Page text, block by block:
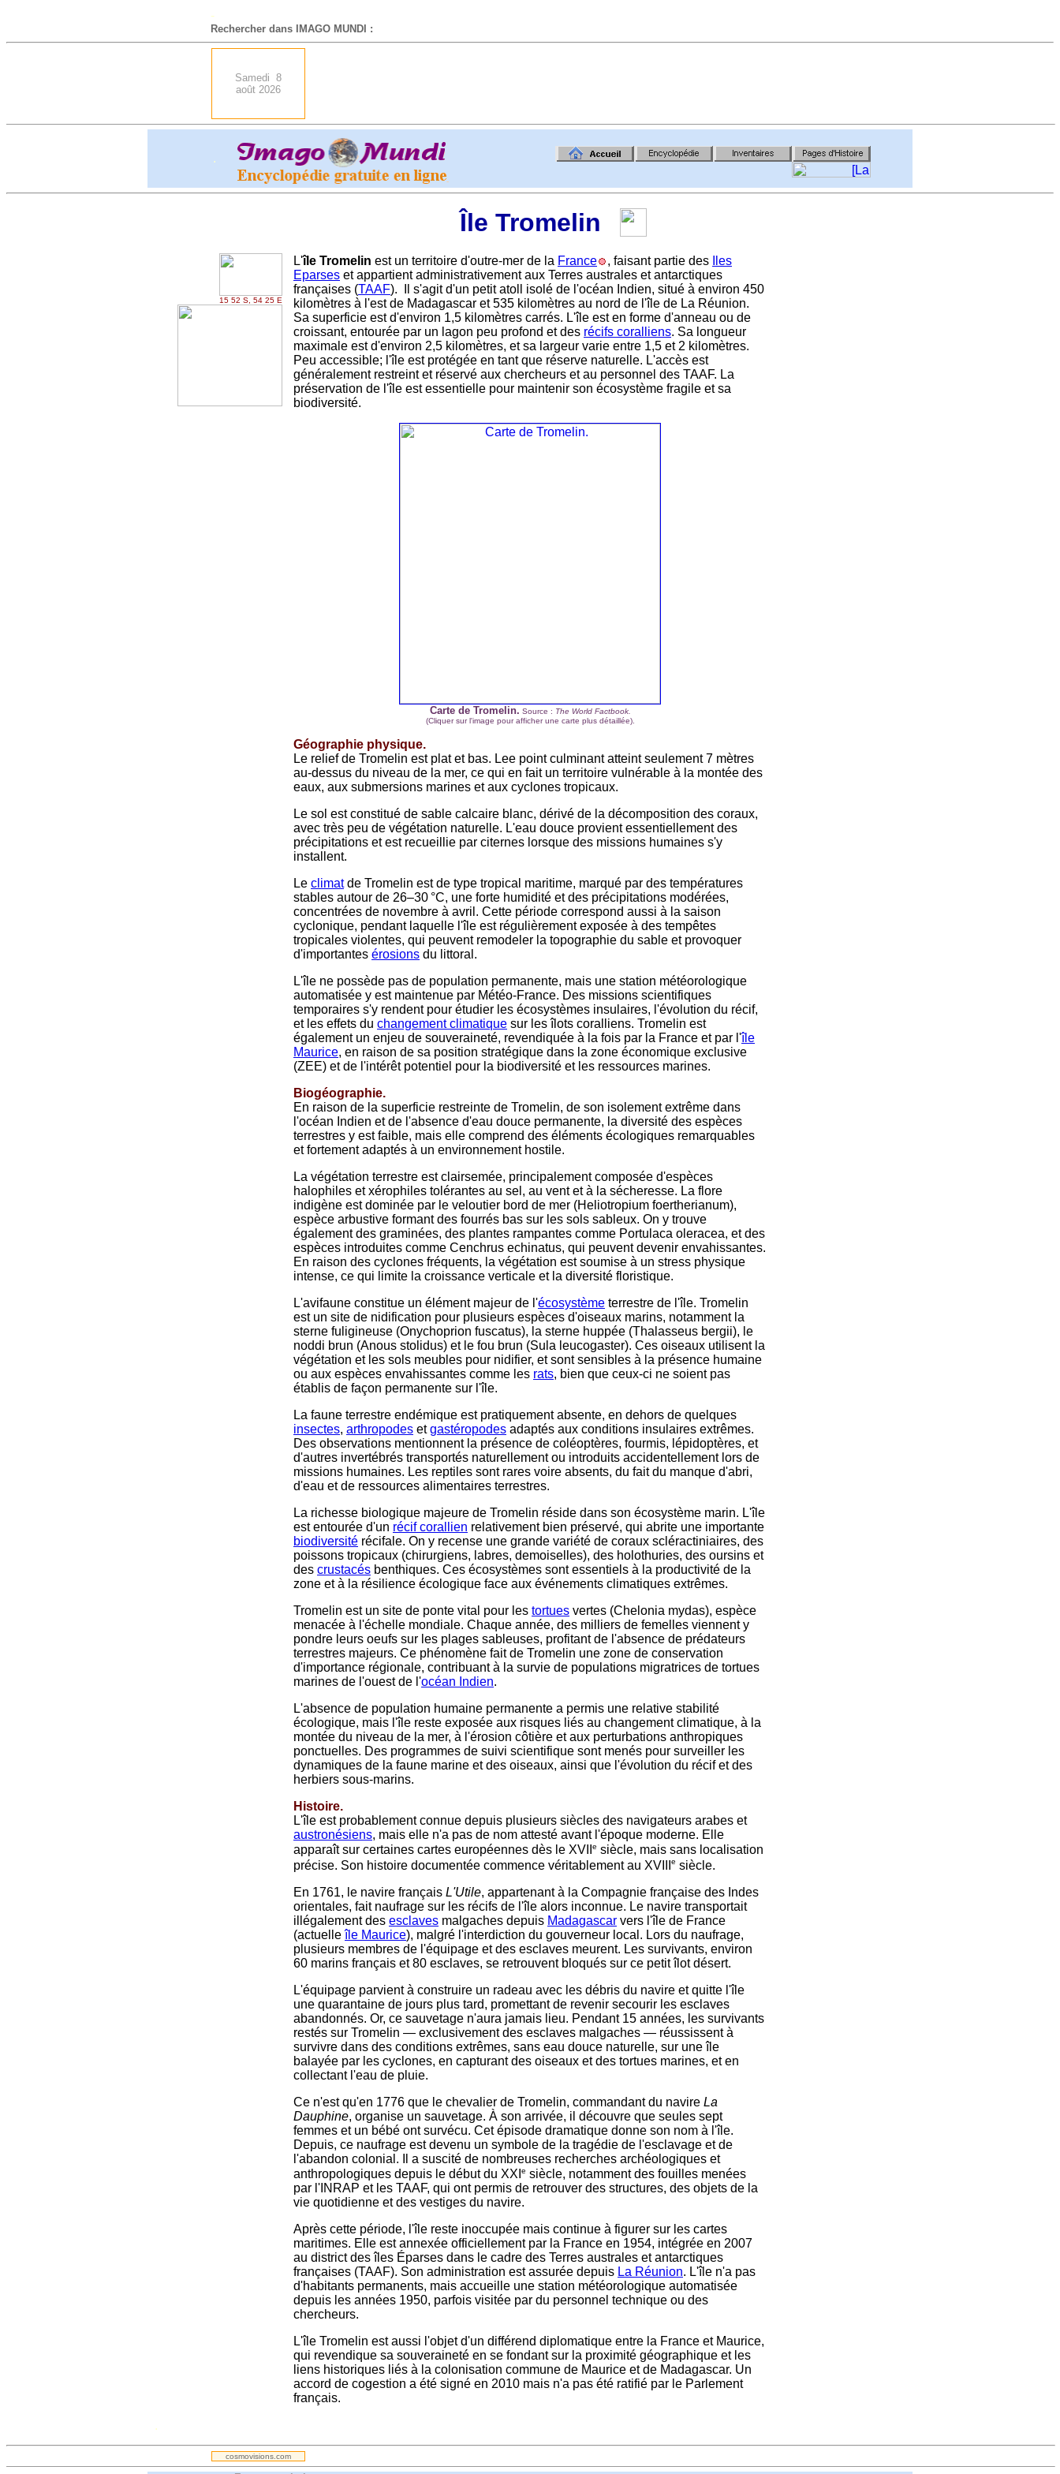
-
Rechercher dans IMAGO MUNDI :
Samedi 8
août 2026
.
-
Île Tromelin
15 52 S, 54 25 E
L'île Tromelin est un territoire d'outre-mer de la France , faisant partie des
Iles
Eparses et appartient administrativement aux Terres australes et antarctiques
françaises (TAAF). Il s'agit d'un petit atoll isolé de l'océan Indien, situé à environ 450
kilomètres à l'est de Madagascar et 535 kilomètres au nord de l'île de La Réunion.
Sa superficie est d'environ 1,5 kilomètres carrés. L'île est en forme d'anneau ou de
croissant, entourée par un lagon peu profond et des récifs coralliens. Sa longueur
maximale est d'environ 2,5 kilomètres, et sa largeur varie entre 1,5 et 2 kilomètres.
Peu accessible; l'île est protégée en tant que réserve naturelle. L'accès est
généralement restreint et réservé aux chercheurs et au personnel des TAAF. La
préservation de l'île est essentielle pour maintenir son écosystème fragile et sa
biodiversité.
Carte de Tromelin. Source : The World Factbook.
(Cliquer sur l'image pour afficher une carte plus détaillée).
Géographie physique.
Le relief de Tromelin est plat et bas. Lee point culminant atteint seulement 7 mètres
au-dessus du niveau de la mer, ce qui en fait un territoire vulnérable à la montée des
eaux, aux submersions marines et aux cyclones tropicaux.
Le sol est constitué de sable calcaire blanc, dérivé de la décomposition des coraux,
avec très peu de végétation naturelle. L'eau douce provient essentiellement des
précipitations et est recueillie par citernes lorsque des missions humaines s'y
installent.
Le climatde Tromelin est de type tropical maritime, marqué par des températures
stables autour de 26–30 °C, une forte humidité et des précipitations modérées,
concentrées de novembre à avril. Cette période correspond aussi à la saison
cyclonique, pendant laquelle l'île est régulièrement exposée à des tempêtes
tropicales violentes, qui peuvent remodeler la topographie du sable et provoquer
d'importantes érosions du littoral.
L'île ne possède pas de population permanente, mais une station météorologique
automatisée y est maintenue par Météo-France. Des missions scientifiques
temporaires s'y rendent pour étudier les écosystèmes insulaires, l'évolution du récif,
et les effets du changement climatique sur les îlots coralliens. Tromelin est
également un enjeu de souveraineté, revendiquée à la fois par la France et par l'île
Maurice, en raison de sa position stratégique dans la zone économique exclusive
(ZEE) et de l'intérêt potentiel pour la biodiversité et les ressources marines.
Biogéographie.
En raison de la superficie restreinte de Tromelin, de son isolement extrême dans
l'océan Indien et de l'absence d'eau douce permanente, la diversité des espèces
terrestres y est faible, mais elle comprend des éléments écologiques remarquables
et fortement adaptés à un environnement hostile.
La végétation terrestre est clairsemée, principalement composée d'espèces
halophiles et xérophiles tolérantes au sel, au vent et à la sécheresse. La flore
indigène est dominée par le veloutier bord de mer (Heliotropium foertherianum),
espèce arbustive formant des fourrés bas sur les sols sableux. On y trouve
également des graminées, des plantes rampantes comme Portulaca oleracea, et des
espèces introduites comme Cenchrus echinatus, qui peuvent devenir envahissantes.
En raison des cyclones fréquents, la végétation est soumise à un stress physique
intense, ce qui limite la croissance verticale et la diversité floristique.
L'avifaune constitue un élément majeur de l'écosystème terrestre de l'île. Tromelin
est un site de nidification pour plusieurs espèces d'oiseaux marins, notamment la
sterne fuligineuse (Onychoprion fuscatus), la sterne huppée (Thalasseus bergii), le
noddi brun (Anous stolidus) et le fou brun (Sula leucogaster). Ces oiseaux utilisent la
végétation et les sols meubles pour nidifier, et sont sensibles à la présence humaine
ou aux espèces envahissantes comme les rats, bien que ceux-ci ne soient pas
établis de façon permanente sur l'île.
La faune terrestre endémique est pratiquement absente, en dehors de quelques
insectes, arthropodes etgastéropodes adaptés aux conditions insulaires extrêmes.
Des observations mentionnent la présence de coléoptères, fourmis, lépidoptères, et
d'autres invertébrés transportés naturellement ou introduits accidentellement lors de
missions humaines. Les reptiles sont rares voire absents, du fait du manque d'abri,
d'eau et de ressources alimentaires terrestres.
La richesse biologique majeure de Tromelin réside dans son écosystème marin. L'île
est entourée d'un récif corallien relativement bien préservé, qui abrite une importante
biodiversité récifale. On y recense une grande variété de coraux scléractiniaires, des
poissons tropicaux (chirurgiens, labres, demoiselles), des holothuries, des oursins et
des crustacés benthiques. Ces écosystèmes sont essentiels à la productivité de la
zone et à la résilience écologique face aux événements climatiques extrêmes.
Tromelin est un site de ponte vital pour les tortues vertes (Chelonia mydas), espèce
menacée à l'échelle mondiale. Chaque année, des milliers de femelles viennent y
pondre leurs oeufs sur les plages sableuses, profitant de l'absence de prédateurs
terrestres majeurs. Ce phénomène fait de Tromelin une zone de conservation
d'importance régionale, contribuant à la survie de populations migratrices de tortues
marines de l'ouest de l'océan Indien.
L'absence de population humaine permanente a permis une relative stabilité
écologique, mais l'île reste exposée aux risques liés au changement climatique, à la
montée du niveau de la mer, à l'érosion côtière et aux perturbations anthropiques
ponctuelles. Des programmes de suivi scientifique sont menés pour surveiller les
dynamiques de la faune marine et des oiseaux, ainsi que l'évolution du récif et des
herbiers sous-marins.
Histoire.
L'île est probablement connue depuis plusieurs siècles des navigateurs arabes et
austronésiens, mais elle n'a pas de nom attesté avant l'époque moderne. Elle
apparaît sur certaines cartes européennes dès le XVII
e siècle, mais sans localisation
précise. Son histoire documentée commence véritablement au XVIII
e siècle.
En 1761, le navire français L'Utile, appartenant à la Compagnie française des Indes
orientales, fait naufrage sur les récifs de l'île alors inconnue. Le navire transportait
illégalement des esclaves malgaches depuis Madagascar vers l'île de France
(actuelleîle Maurice), malgré l'interdiction du gouverneur local. Lors du naufrage,
plusieurs membres de l'équipage et des esclaves meurent. Les survivants, environ
60 marins français et 80 esclaves, se retrouvent bloqués sur ce petit îlot désert.
L'équipage parvient à construire un radeau avec les débris du navire et quitte l'île
une quarantaine de jours plus tard, promettant de revenir secourir les esclaves
abandonnés. Or, ce sauvetage n'aura jamais lieu. Pendant 15 années, les survivants
restés sur Tromelin — exclusivement des esclaves malgaches — réussissent à
survivre dans des conditions extrêmes, sans eau douce naturelle, sur une île
balayée par les cyclones, en capturant des oiseaux et des tortues marines, et en
collectant l'eau de pluie.
Ce n'est qu'en 1776 que le chevalier de Tromelin, commandant du navire La
Dauphine, organise un sauvetage. À son arrivée, il découvre que seules sept
femmes et un bébé ont survécu. Cet épisode dramatique donne son nom à l'île.
Depuis, ce naufrage est devenu un symbole de la tragédie de l'esclavage et de
l'abandon colonial. Il a suscité de nombreuses recherches archéologiques et
anthropologiques depuis le début du XXI e siècle, notamment des fouilles menées
par l'INRAP et les TAAF, qui ont permis de retrouver des structures, des objets de la
vie quotidienne et des vestiges du navire.
Après cette période, l'île reste inoccupée mais continue à figurer sur les cartes
maritimes. Elle est annexée officiellement par la France en 1954, intégrée en 2007
au district des îles Éparses dans le cadre des Terres australes et antarctiques
françaises (TAAF). Son administration est assurée depuis La Réunion. L'île n'a pas
d'habitants permanents, mais accueille une station météorologique automatisée
depuis les années 1950, parfois visitée par du personnel technique ou des
chercheurs.
L'île Tromelin est aussi l'objet d'un différend diplomatique entre la France et Maurice,
qui revendique sa souveraineté en se fondant sur la proximité géographique et les
liens historiques liés à la colonisation commune de Maurice et de Madagascar. Un
accord de cogestion a été signé en 2010 mais n'a pas été ratifié par le Parlement
français.
.
cosmovisions.com